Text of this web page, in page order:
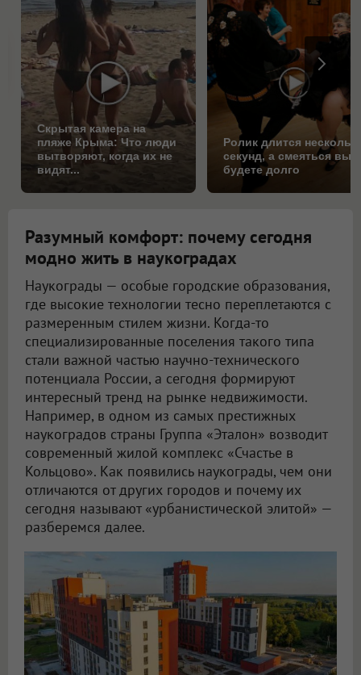
Скрытая камера на
пляже Крыма: Что люди
вытворяют, когда их не
видят...
Ролик длится
секунд, а смеяться вы
будете долго
Разумный комфорт: почему сегодня
модно жить в наукоградах
Наукограды — особые городские образования,
где высокие технологии тесно переплетаются с
размеренным стилем жизни. Когда-то
специализированные поселения такого типа
стали важной частью научно-технического
потенциала России, а сегодня формируют
интересный тренд на рынке недвижимости.
Например, в одном из самых престижных
наукоградов страны Группа «Эталон» возводит
современный жилой комплекс «Счастье в
Кольцово». Как появились наукограды, чем они
отличаются от других городов и почему их
сегодня называют «урбанистической элитой» —
разберемся далее.